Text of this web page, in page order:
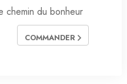
chemin du bonheur
COMMANDER